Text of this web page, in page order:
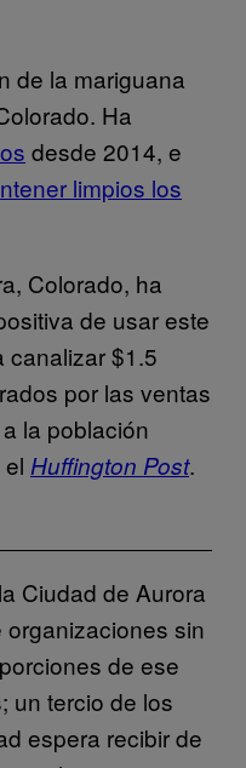
de la mariguana
Ha
desde 2014, e
limpios los
Colorado, ha
de usar este
canalizar $1.5
por las ventas
la población
Huffington Post.
Ciudad de Aurora
sin
de ese
un tercio de los
espera recibir de